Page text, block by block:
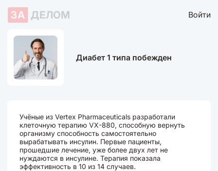
ЗА ДЕЛОМ Войти
Диабет 1 типа побежден
Учёные из Vertex Pharmaceuticals разработали
клеточную терапию VX-880, способную вернуть
организму способность самостоятельно
вырабатывать инсулин. Первые пациенты,
прошедшие лечение, уже более двух лет не
нуждаются в инсулине. Терапия показала
эффективность в 10 из 14 случаев.